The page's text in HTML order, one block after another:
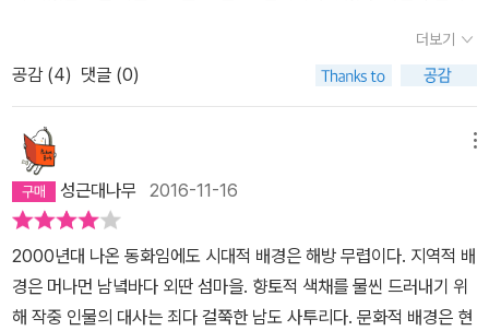
이 어떻게 어우러져 살아가고 있는 지를 터득한 아이다. 그리고 인간
이 그 속에서 얼마나 소중한 지도 아는 아이다. 사랑,그리고 믿음을 목
숨처럼 지니는 아이. 춘악이의 얘기는 감동이라기 보다는 거대한 힘
을 불어 넣고 있었다.춘악이는 바로 우리들 어머니 모습이다. 그래서
난 더 사랑하게 되었는 지도 모른다. 꼭 읽어 볼 책이다.
더보기
공감 (4) 댓글 (0)
성근대나무 2016-11-16
2000년대 나온 동화임에도 시대적 배경은 해방 무렵이다. 지역적 배
경은 머나먼 남녘바다 외딴 섬마을. 향토적 색채를 물씬 드러내기 위
해 작중 인물의 대사는 죄다 걸쭉한 남도 사투리다. 문화적 배경은 현